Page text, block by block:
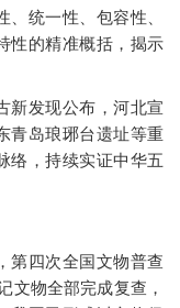
统一性、包容性、
性的精准概括，揭示
发现公布，河北宣
青岛琅琊台遗址等重
络，持续实证中华五
四次全国文物普查
文物全部完成复查，